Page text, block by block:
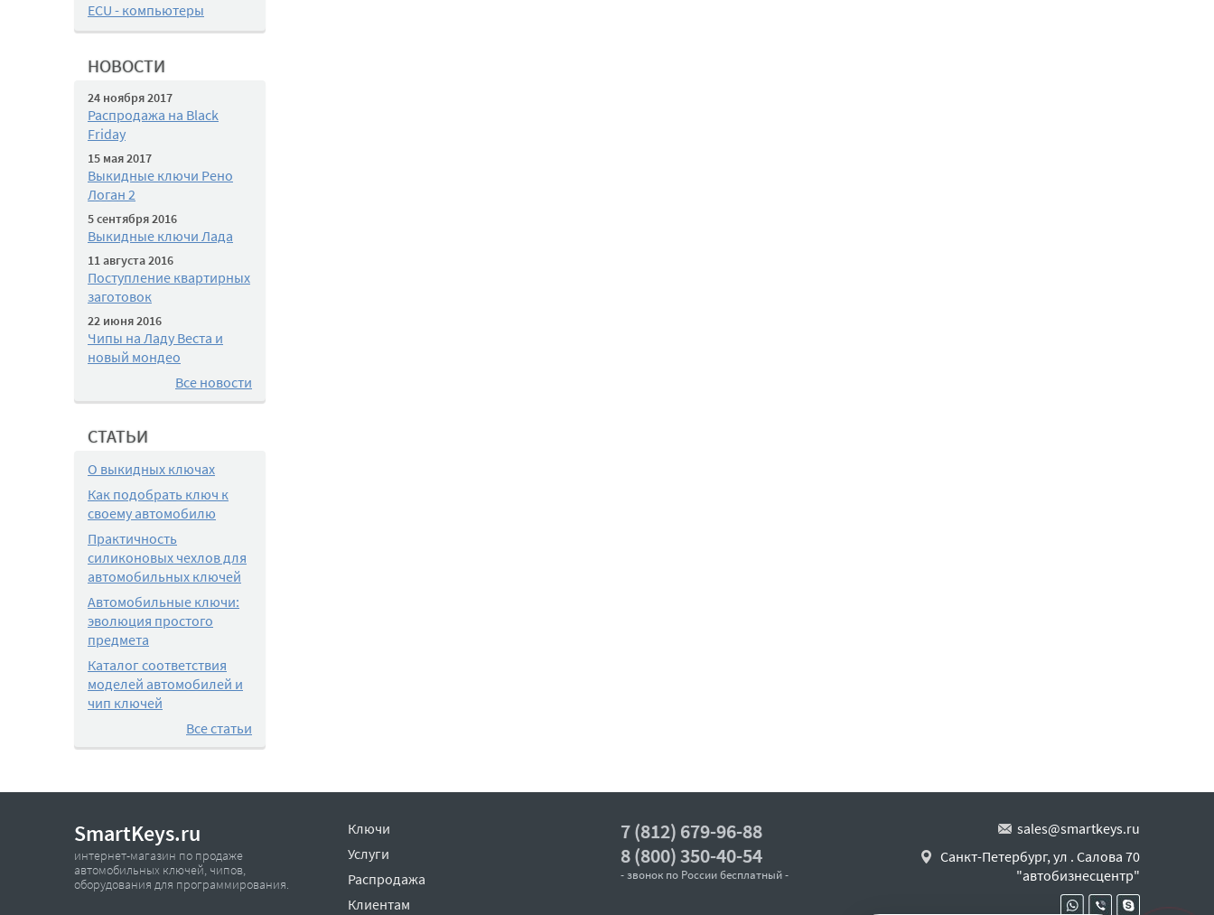
ECU - компьютеры
НОВОСТИ
24 ноября 2017
Распродажа на Black
Friday
15 мая 2017
Выкидные ключи Рено
Логан 2
5 сентября 2016
Выкидные ключи Лада
11 августа 2016
Поступление квартирных
заготовок
22 июня 2016
Чипы на Ладу Веста и
новый мондео
Все новости
СТАТЬИ
О выкидных ключах
Как подобрать ключ к
своему автомобилю
Практичность
силиконовых чехлов для
автомобильных ключей
Автомобильные ключи:
эволюция простого
предмета
Каталог соответствия
моделей автомобилей и
чип ключей
Все статьи
SmartKeys.ru
интернет-магазин по продаже
автомобильных ключей, чипов,
оборудования для программирования.
Ключи
Услуги
Распродажа
Клиентам
7 (812) 679-96-88
8 (800) 350-40-54
- звонок по России бесплатный -
sales@smartkeys.ru
Санкт-Петербург, ул . Салова 70
"автобизнесцентр"